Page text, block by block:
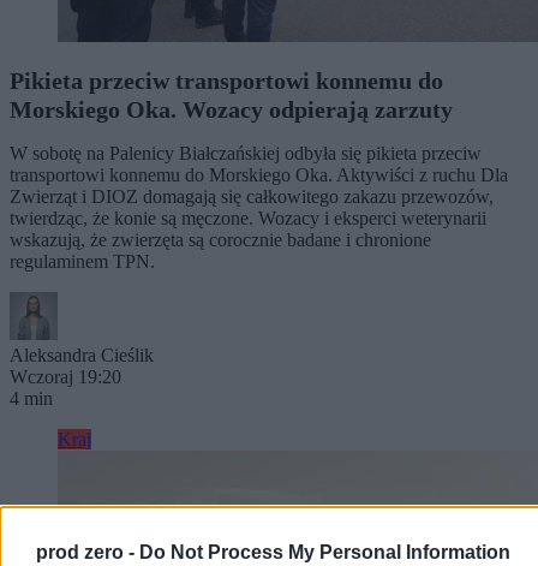
prod zero - Do Not Process My Personal Information
Pikieta przeciw transportowi konnemu do
Morskiego Oka. Wozacy odpierają zarzuty
W sobotę na Palenicy Białczańskiej odbyła się pikieta przeciw
transportowi konnemu do Morskiego Oka. Aktywiści z ruchu Dla
Zwierząt i DIOZ domagają się całkowitego zakazu przewozów,
twierdząc, że konie są męczone. Wozacy i eksperci weterynarii
wskazują, że zwierzęta są corocznie badane i chronione
regulaminem TPN.
Aleksandra Cieślik
Wczoraj 19:20
4 min
Kraj